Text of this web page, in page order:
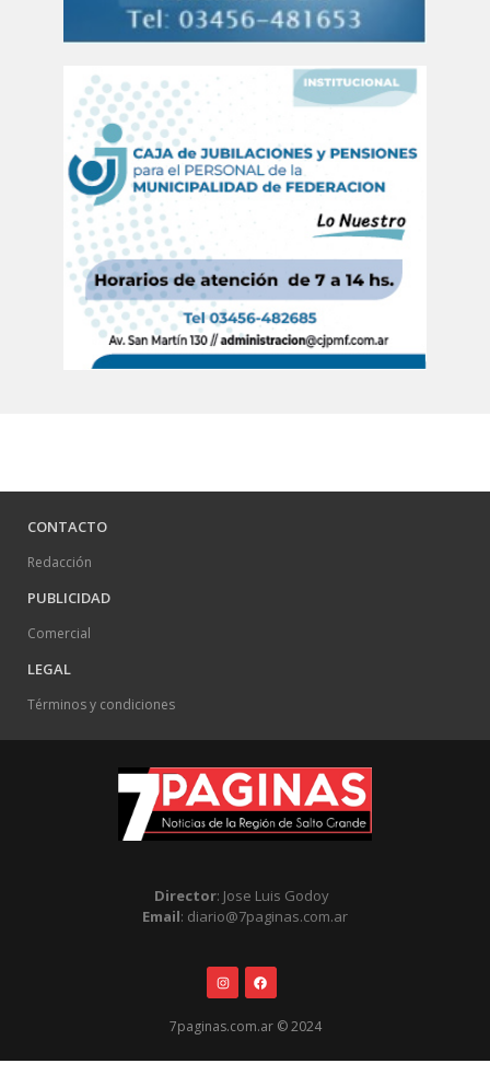
CONTACTO
Redacción
PUBLICIDAD
Comercial
LEGAL
Términos y condiciones
Director: Jose Luis Godoy
Email: diario@7paginas.com.ar
7paginas.com.ar © 2024